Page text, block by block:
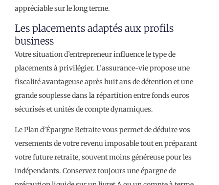
appréciable sur le long terme.
Les placements adaptés aux profils
business
Votre situation d’entrepreneur influence le type de
placements à privilégier. L’assurance-vie propose une
fiscalité avantageuse après huit ans de détention et une
grande souplesse dans la répartition entre fonds euros
sécurisés et unités de compte dynamiques.
Le Plan d’Épargne Retraite vous permet de déduire vos
versements de votre revenu imposable tout en préparant
votre future retraite, souvent moins généreuse pour les
indépendants. Conservez toujours une épargne de